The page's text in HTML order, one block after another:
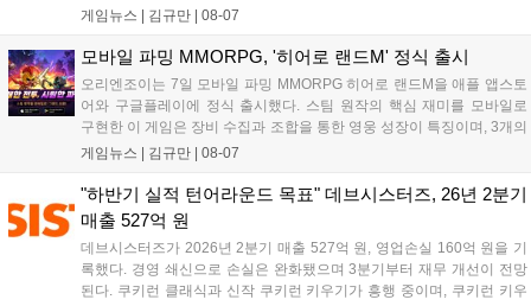
위한 전투를 펼친다. 지휘관 모집, 피난처 운영, 연맹 협동 콘텐츠가 특징
지원 보상을 제공한다. 상세 내용은 공식 커뮤니티에서 확인 가능하다....
게임뉴스 | 김규만 08-07
모바일 파밍 MMORPG, '히어로 랜드M' 정식 출시
오리엔조이는 7일 모바일 파밍 MMORPG 히어로 랜드M을 애플 앱스토
어와 구글플레이에 정식 출시했다. 스팀 원작의 핵심 재미를 모바일로
구현한 이 게임은 장비 수집과 조합을 통한 영웅 성장이 특징이며, 3개의
무기 스킬을 활용한 전략적 전투와 길드전 등 다양한 콘텐츠를 제공한
혜택을 지급하며, 상세 내용은 공식 라운지에서 확인할 수 있다. 이용자
는 게임 접속 및 주요 콘텐츠 플레이를 통해 성장을 지원받을 수 있다....
게임뉴스 | 김규만 08-07
"하반기 실적 턴어라운드 목표" 데브시스터즈, 26년 2분기
매출 527억 원
데브시스터즈가 2026년 2분기 매출 527억 원, 영업손실 160억 원을 기
록했다. 경영 쇄신으로 손실은 완화됐으며 3분기부터 재무 개선이 전망
된다. 쿠키런 클래식과 신작 쿠키런 키우기가 흥행 중이며, 쿠키런 키우